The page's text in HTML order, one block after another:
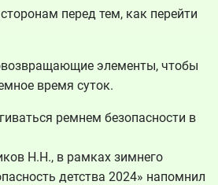
перед тем, как перейти
элементы, чтобы
время суток.
ремнем безопасности в
Н.Н., в рамках зимнего
детства 2024» напомнил